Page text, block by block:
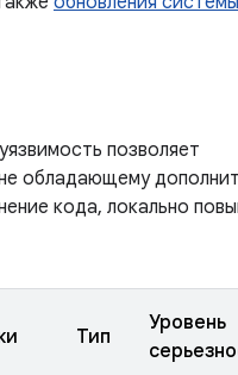
позволяет
обладающему
кода, локально
Тип
Уровень